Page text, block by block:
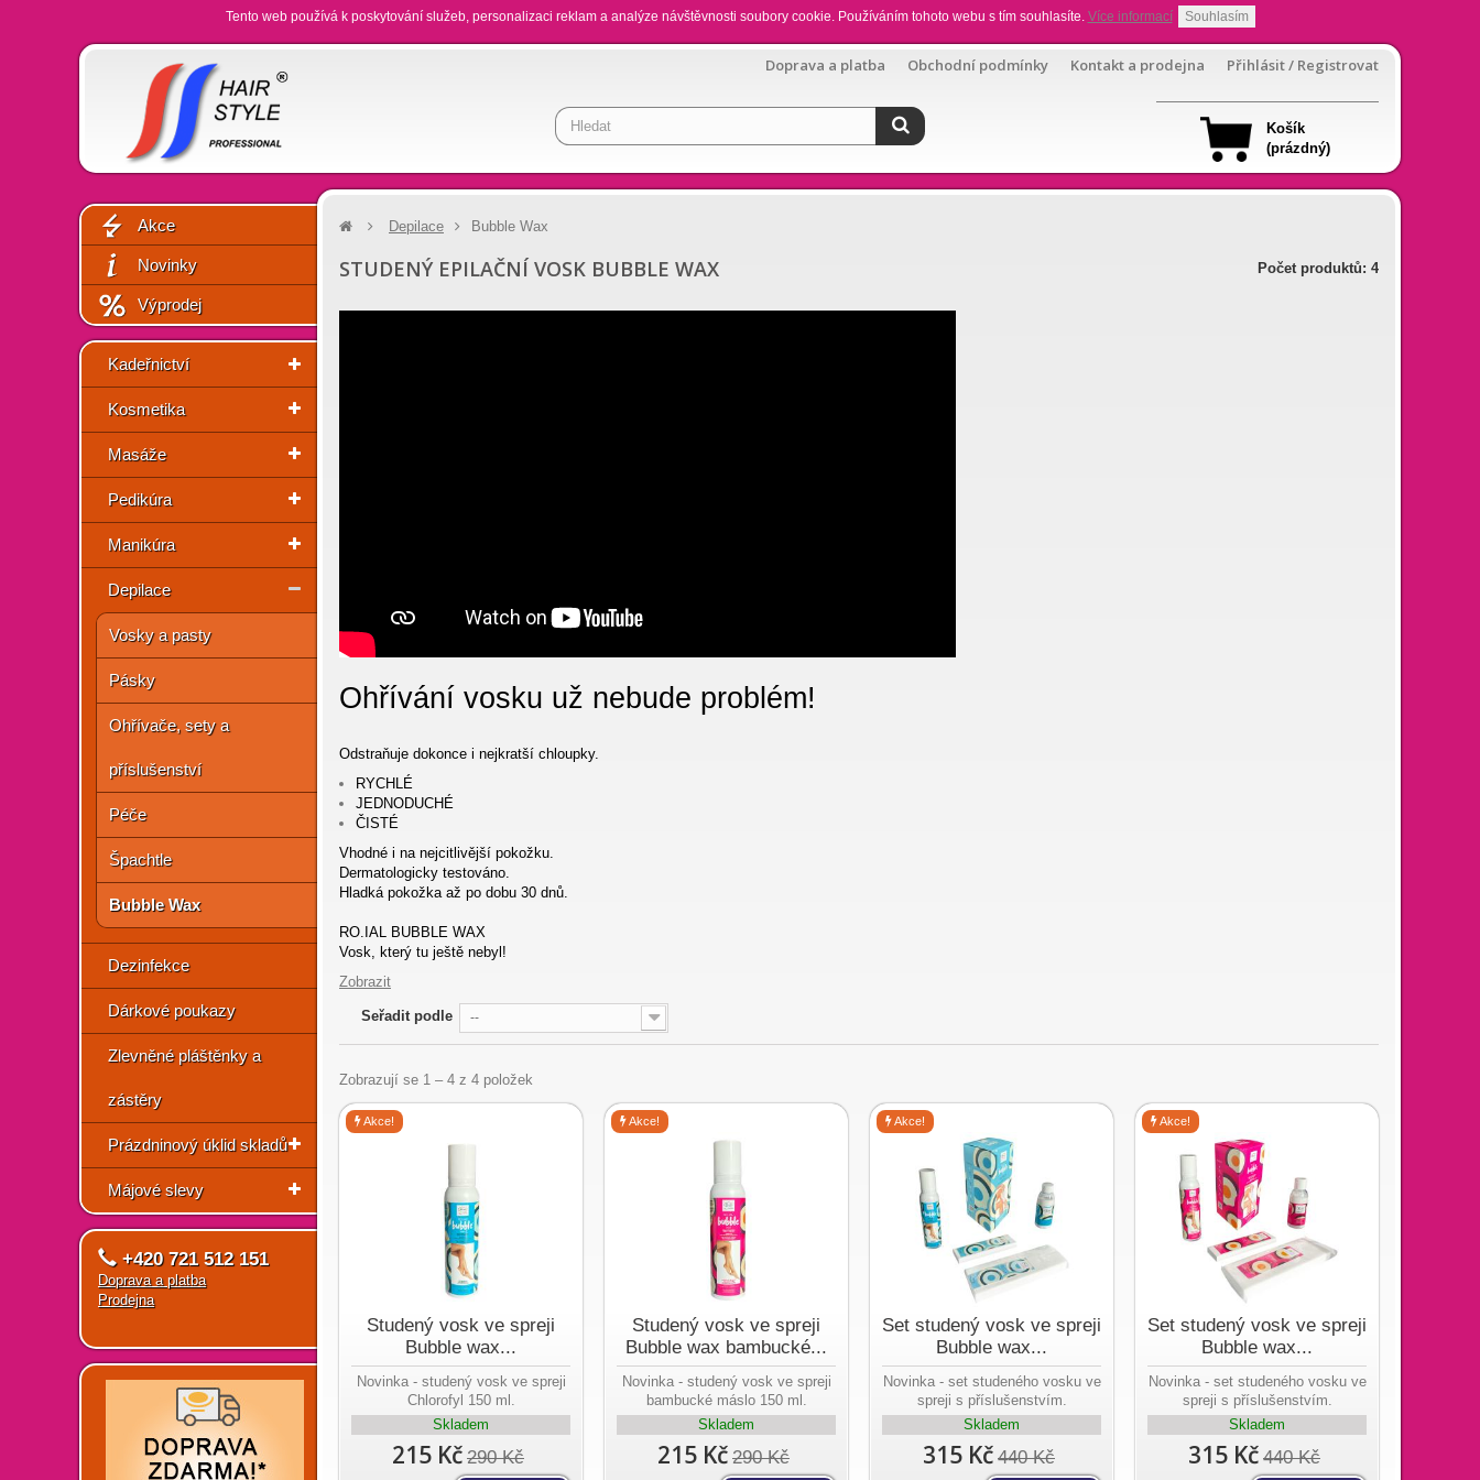
Tento web používá k poskytování služeb, personalizaci reklam a analýze návštěvnosti soubory cookie. Používáním tohoto webu s tím souhlasíte. Více informací Souhlasím
Doprava a platba Obchodní podmínky Kontakt a prodejna Přihlásit / Registrovat
Košík
(prázdný)
Akce
Novinky
Výprodej
Kadeřnictví
Kosmetika
Masáže
Pedikúra
Manikúra
Depilace
Vosky a pasty
Pásky
Ohřívače, sety a
příslušenství
Péče
Špachtle
Bubble Wax
Dezinfekce
Dárkové poukazy
Zlevněné pláštěnky a
zástěry
Prázdninový úklid skladů
Májové slevy
+420 721 512 151
Doprava a platba
Prodejna
Depilace Bubble Wax
STUDENÝ EPILAČNÍ VOSK BUBBLE WAX Počet produktů: 4
Ohřívání vosku už nebude problém!
Odstraňuje dokonce i nejkratší chloupky.
RYCHLÉ
JEDNODUCHÉ
ČISTÉ
Vhodné i na nejcitlivější pokožku.
Dermatologicky testováno.
Hladká pokožka až po dobu 30 dnů.
RO.IAL BUBBLE WAX
Vosk, který tu ještě nebyl!
Zobrazit
Seřadit podle --
Zobrazují se 1 – 4 z 4 položek
Studený vosk ve spreji
Bubble wax...
Novinka - studený vosk ve spreji
Chlorofyl 150 ml.
Skladem
215 Kč 290 Kč
Akce!
Studený vosk ve spreji
Bubble wax bambucké...
Novinka - studený vosk ve spreji
bambucké máslo 150 ml.
Skladem
215 Kč 290 Kč
Akce!
Set studený vosk ve spreji
Bubble wax...
Novinka - set studeného vosku ve
spreji s příslušenstvím.
Skladem
315 Kč 440 Kč
Akce!
Set studený vosk ve spreji
Bubble wax...
Novinka - set studeného vosku ve
spreji s příslušenstvím.
Skladem
315 Kč 440 Kč
Akce!